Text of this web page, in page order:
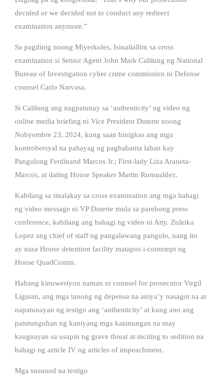
decided or we decided not to conduct any redirect
examination anymore.”
Sa pagdinig noong Miyerkules, Isinailallim sa cross
examination si Senior Agent John Mark Calilung ng National
Bureau of Investigation cyber crime commission ni Defense
counsel Carlo Narvasa.
Si Calilung ang nagpatunay sa ‘authenticity’ ng video ng
online media briefing ni Vice President Duterte noong
Nobyembre 23, 2024, kung saan binigkas ang mga
kontrobersyal na pahayag ng pagbabanta laban kay
Pangulong Ferdinand Marcos Jr.; First-lady Liza Araneta-
Marcos, at dating House Speaker Martin Romualdez.
Kabilang sa tinalakay sa cross examination ang mga bahagi
ng video message ni VP Duterte mula sa parehong press
conference, kabilang ang bahagi ng video ni Atty. Zuleika
Lopez ang chief of staff ng pangalawang pangulo, nang ito
ay nasa House detention facility matapos i-contempt ng
House QuadComm.
Habang kinuwestyon naman ni counsel for prosecutor Virgil
Ligutan, ang mga tanong ng depensa na aniya’y nasagot na at
napatunayan ng testigo ang ‘authenticity’ at kung ano ang
patutunguhan ng kaniyang mga katanungan na may
kaugnayan sa usapin ng grave threat at inciting to sedition na
bahagi ng article IV ng articles of impeachment.
Mga susunod na testigo